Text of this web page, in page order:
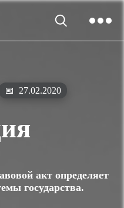
📅 27.02.2020
акт определяет
государства.